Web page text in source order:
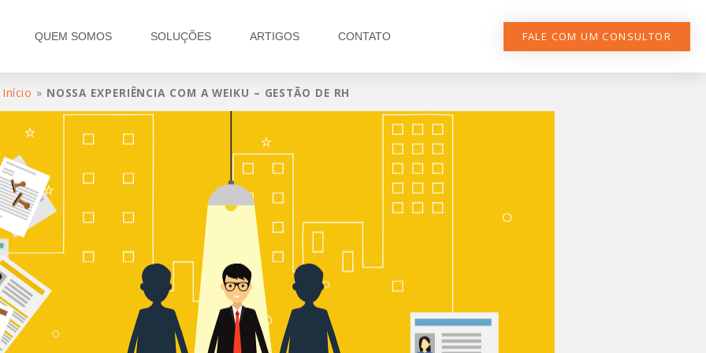
QUEM SOMOS SOLUÇÕES ARTIGOS CONTATO FALE COM UM CONSULTOR
Início » NOSSA EXPERIÊNCIA COM A WEIKU – GESTÃO DE RH